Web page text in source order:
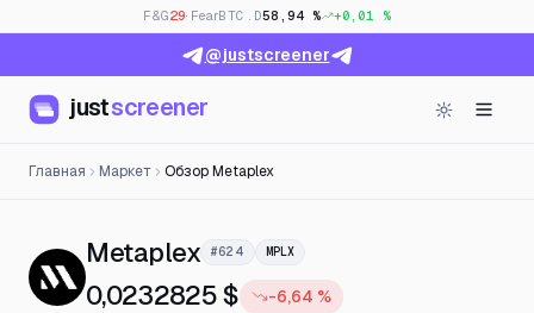
F&G29· FearBTC.D58,94 % +0,01 %
@justscreener
justscreener
Главная Маркет Обзор Metaplex
Metaplex— Цена, открытый
#624 MPLX
0,0232825 $ -6,64 %